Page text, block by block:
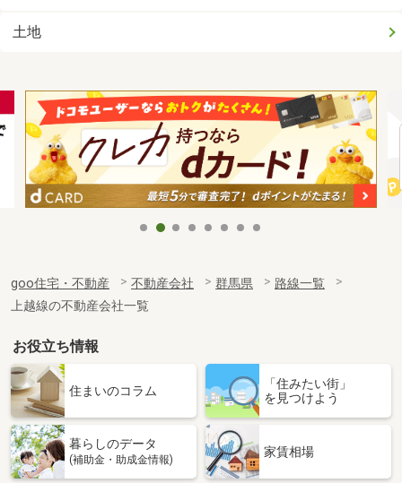
土地
goo住宅・不動産 不動産会社 群馬県
路線一覧
上越線の不動産会社一覧
お役立ち情報
住まいのコラム
「住みたい街」
を見つけよう
暮らしのデータ
(補助金・助成金情報)
家賃相場